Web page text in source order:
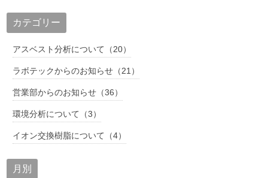
カテゴリー
アスベスト分析について（20）
ラボテックからのお知らせ（21）
営業部からのお知らせ（36）
環境分析について（3）
イオン交換樹脂について（4）
月別